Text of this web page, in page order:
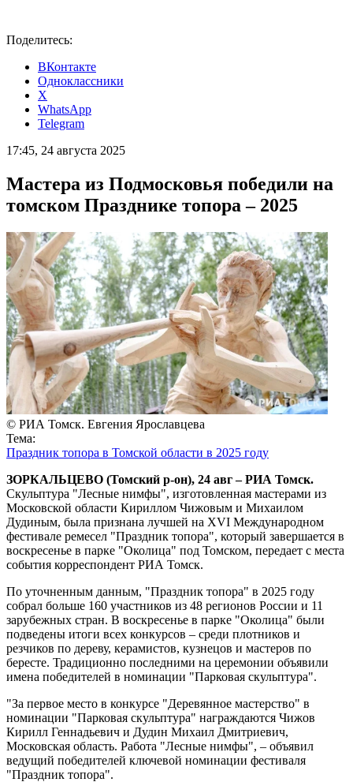
Поделитесь:
ВКонтакте
Одноклассники
X
WhatsApp
Telegram
17:45, 24 августа 2025
Мастера из Подмосковья победили на
томском Празднике топора – 2025
© РИА Томск. Евгения Ярославцева
Тема:
Праздник топора в Томской области в 2025 году
ЗОРКАЛЬЦЕВО (Томский р-он), 24 авг – РИА Томск.
Скульптура "Лесные нимфы", изготовленная мастерами из
Московской области Кириллом Чижовым и Михаилом
Дудиным, была признана лучшей на XVI Международном
фестивале ремесел "Праздник топора", который завершается в
воскресенье в парке "Околица" под Томском, передает с места
события корреспондент РИА Томск.
По уточненным данным, "Праздник топора" в 2025 году
собрал больше 160 участников из 48 регионов России и 11
зарубежных стран. В воскресенье в парке "Околица" были
подведены итоги всех конкурсов – среди плотников и
резчиков по дереву, керамистов, кузнецов и мастеров по
бересте. Традиционно последними на церемонии объявили
имена победителей в номинации "Парковая скульптура".
"За первое место в конкурсе "Деревянное мастерство" в
номинации "Парковая скульптура" награждаются Чижов
Кирилл Геннадьевич и Дудин Михаил Дмитриевич,
Московская область. Работа "Лесные нимфы", – объявил
ведущий победителей ключевой номинации фестиваля
"Праздник топора".